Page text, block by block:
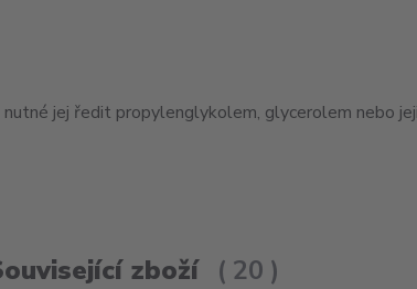
jej ředit propylenglykolem, glycerolem nebo
zboží 20